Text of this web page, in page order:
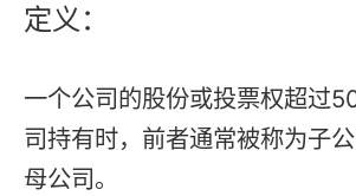
定义：
一个公司的股份或投票权超过
司持有时，前者通常被称为子
母公司。